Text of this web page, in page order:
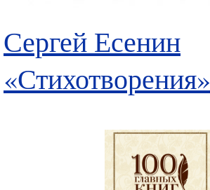
Сергей Есенин
«Стихотворения»